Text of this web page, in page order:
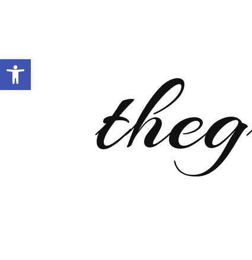
Open toolbar